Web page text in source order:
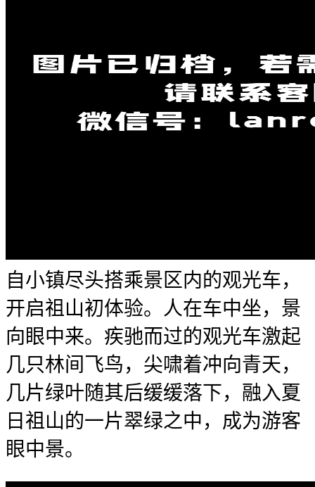
自小镇尽头搭乘景区内的观光车，
开启祖山初体验。人在车中坐，景
向眼中来。疾驰而过的观光车激起
几只林间飞鸟，尖啸着冲向青天，
几片绿叶随其后缓缓落下，融入夏
日祖山的一片翠绿之中，成为游客
眼中景。